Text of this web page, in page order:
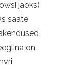
jaoks)
saate
on